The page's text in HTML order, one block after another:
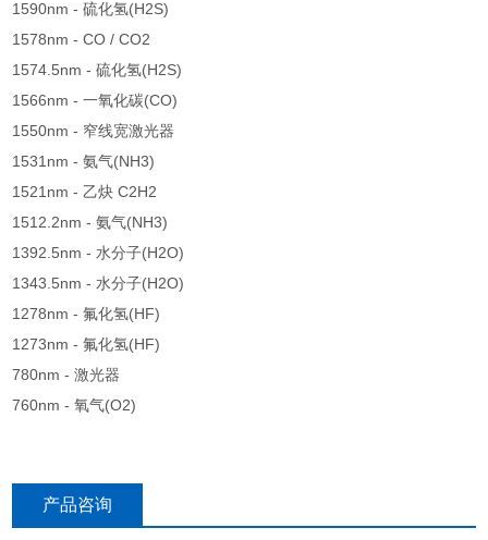
1590nm - 硫化氢(H2S)
1578nm - CO / CO2
1574.5nm - 硫化氢(H2S)
1566nm - 一氧化碳(CO)
1550nm - 窄线宽激光器
1531nm - 氨气(NH3)
1521nm - 乙炔 C2H2
1512.2nm - 氨气(NH3)
1392.5nm - 水分子(H2O)
1343.5nm - 水分子(H2O)
1278nm - 氟化氢(HF)
1273nm - 氟化氢(HF)
780nm - 激光器
760nm - 氧气(O2)
产品咨询